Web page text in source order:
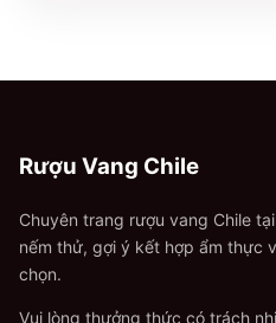
Rượu Vang Chile
Chuyên trang rượu vang Chile
nếm thử, gợi ý kết hợp ẩm thực
chọn.
Vui lòng thưởng thức có trách